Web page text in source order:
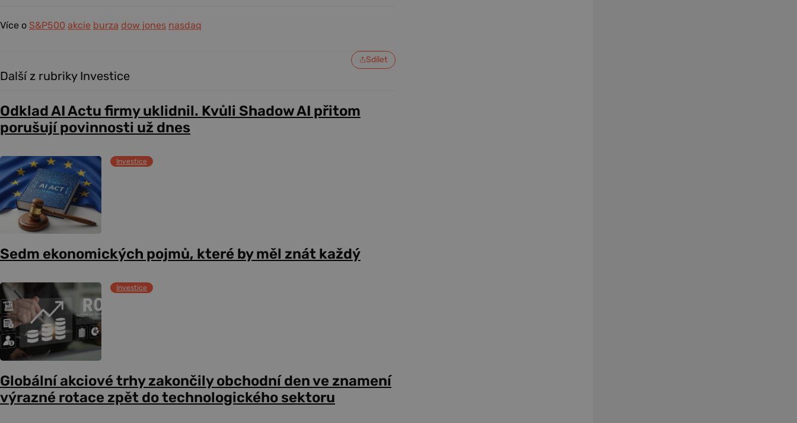
Více o S&P500 akcie burza dow jones nasdaq
Sdílet
Další z rubriky Investice
Odklad AI Actu firmy uklidnil. Kvůli Shadow AI přitom
porušují povinnosti už dnes
Investice
Sedm ekonomických pojmů, které by měl znát každý
Investice
Globální akciové trhy zakončily obchodní den ve znamení
výrazné rotace zpět do technologického sektoru